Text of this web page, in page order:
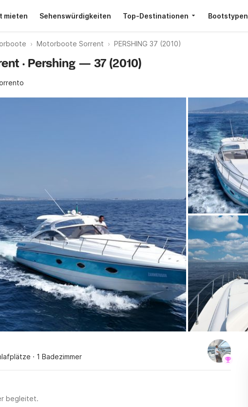
mieten Sehenswürdigkeiten Top-Destinationen Bootstypen
Motorboote Sorrent PERSHING 37 (2010)
· Pershing — 37 (2010)
· 1 Badezimmer
begleitet.